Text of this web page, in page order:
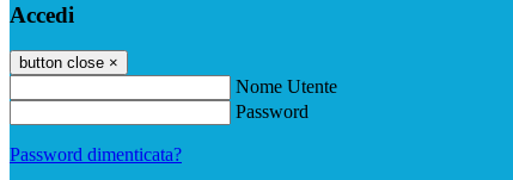
Accedi
button close ×
Nome Utente
Password
Password dimenticata?